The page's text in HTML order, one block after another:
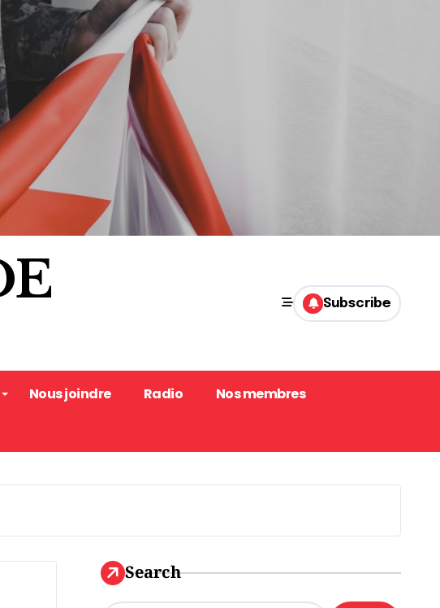
Subscribe
Nous joindre Radio
Nos membres
Search